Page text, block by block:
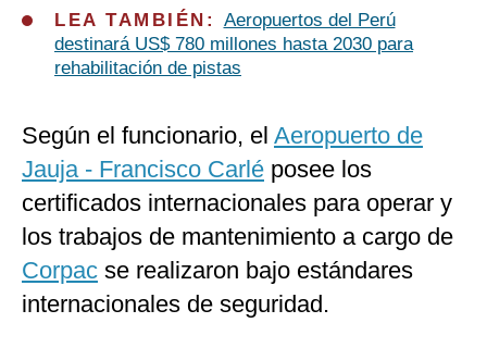
LEA TAMBIÉN: Aeropuertos del Perú
destinará US$ 780 millones hasta 2030 para
rehabilitación de pistas
Según el funcionario, el Aeropuerto de
Jauja - Francisco Carlé posee los
certificados internacionales para operar y
los trabajos de mantenimiento a cargo de
Corpac se realizaron bajo estándares
internacionales de seguridad.